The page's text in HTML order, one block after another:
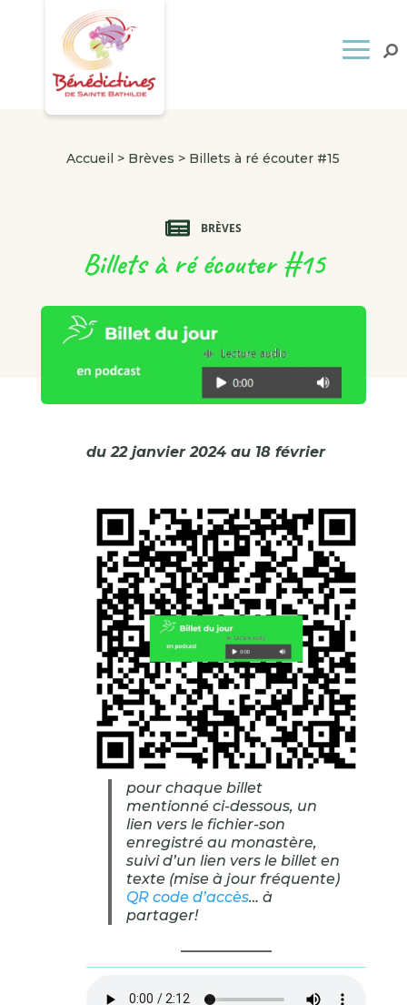
Accueil > Brèves > Billets à ré écouter #15
BRÈVES
Billets à ré écouter #15
du 22 janvier 2024 au 18 février
pour chaque billet
mentionné ci-dessous, un
lien vers le fichier-son
enregistré au monastère,
suivi d’un lien vers le billet en
texte (mise à jour fréquente)
QR code d’accès… à
partager!